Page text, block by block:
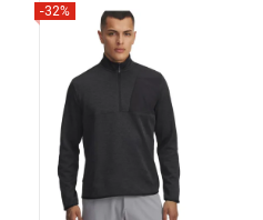
-32%